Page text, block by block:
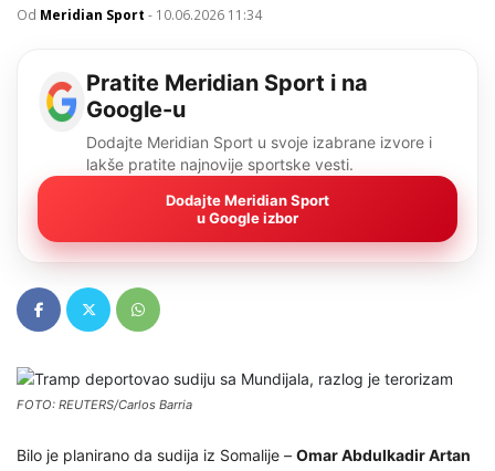
Od Meridian Sport - 10.06.2026 11:34
Pratite Meridian Sport i na
Google-u
Dodajte Meridian Sport u svoje izabrane izvore i
lakše pratite najnovije sportske vesti.
Dodajte Meridian Sport
u Google izbor
FOTO: REUTERS/Carlos Barria
Bilo je planirano da sudija iz Somalije – Omar Abdulkadir Artan